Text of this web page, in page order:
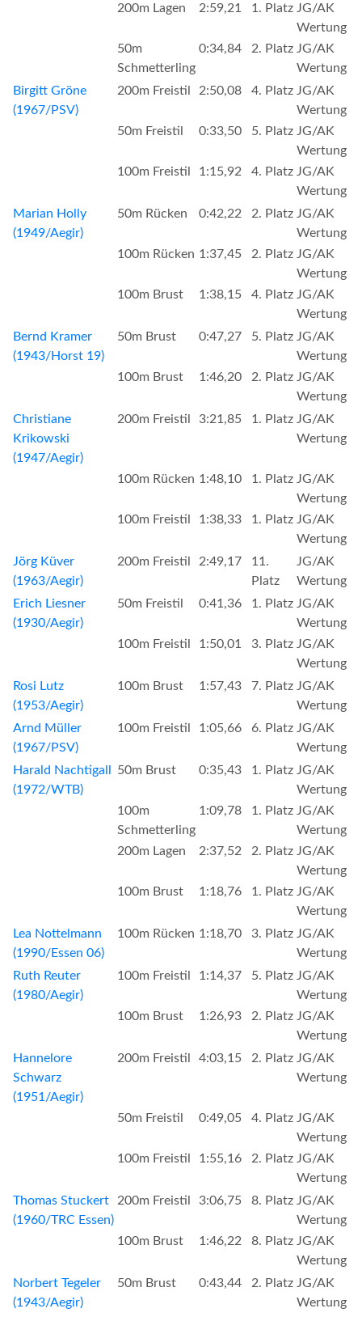
200m Lagen
2:59,21 1. Platz JG/AK
Wertung
50m
Schmetterling
0:34,84 2. Platz JG/AK
Wertung
Birgitt Gröne
(1967/PSV)
200m Freistil 2:50,08 4. Platz JG/AK
Wertung
50m Freistil
0:33,50 5. Platz JG/AK
Wertung
100m Freistil
1:15,92 4. Platz JG/AK
Wertung
Marian Holly
(1949/Aegir)
50m Rücken 0:42,22 2. Platz JG/AK
Wertung
100m Rücken 1:37,45 2. Platz JG/AK
Wertung
100m Brust
1:38,15 4. Platz JG/AK
Wertung
Bernd Kramer
(1943/Horst 19)
50m Brust 0:47,27 5. Platz JG/AK
Wertung
100m Brust
1:46,20 2. Platz JG/AK
Wertung
Christiane
Krikowski
(1947/Aegir)
200m Freistil 3:21,85 1. Platz JG/AK
Wertung
100m Rücken 1:48,10 1. Platz JG/AK
Wertung
100m Freistil
1:38,33 1. Platz JG/AK
Wertung
Jörg Küver
(1963/Aegir)
200m Freistil 2:49,17
11.
Platz
JG/AK
Wertung
Erich Liesner
(1930/Aegir)
50m Freistil 0:41,36 1. Platz JG/AK
Wertung
100m Freistil
1:50,01 3. Platz JG/AK
Wertung
Rosi Lutz
(1953/Aegir)
100m Brust 1:57,43 7. Platz JG/AK
Wertung
Arnd Müller
(1967/PSV)
100m Freistil 1:05,66 6. Platz JG/AK
Wertung
Harald Nachtigall
(1972/WTB)
50m Brust 0:35,43 1. Platz JG/AK
Wertung
100m
Schmetterling
1:09,78 1. Platz JG/AK
Wertung
200m Lagen
2:37,52 2. Platz JG/AK
Wertung
100m Brust
1:18,76 1. Platz JG/AK
Wertung
Lea Nottelmann
(1990/Essen 06)
100m Rücken 1:18,70 3. Platz JG/AK
Wertung
Ruth Reuter
(1980/Aegir)
100m Freistil 1:14,37 5. Platz JG/AK
Wertung
100m Brust
1:26,93 2. Platz JG/AK
Wertung
Hannelore
Schwarz
(1951/Aegir)
200m Freistil 4:03,15 2. Platz JG/AK
Wertung
50m Freistil 0:49,05 4. Platz JG/AK
Wertung
100m Freistil
1:55,16 2. Platz JG/AK
Wertung
Thomas Stuckert
(1960/TRC Essen)
200m Freistil 3:06,75 8. Platz JG/AK
Wertung
100m Brust
1:46,22 8. Platz JG/AK
Wertung
Norbert Tegeler
(1943/Aegir)
50m Brust 0:43,44 2. Platz JG/AK
Wertung